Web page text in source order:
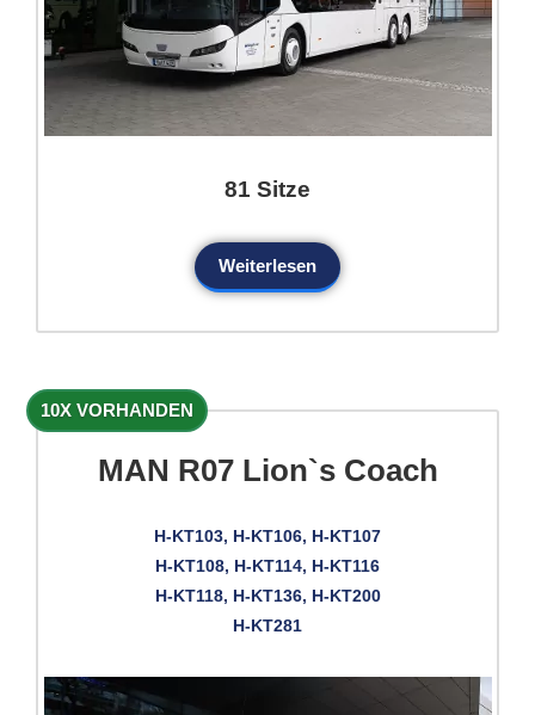
81 Sitze
Weiterlesen
10X VORHANDEN
MAN R07 Lion`s Coach
H-KT103, H-KT106, H-KT107
H-KT108, H-KT114, H-KT116
H-KT118, H-KT136, H-KT200
H-KT281